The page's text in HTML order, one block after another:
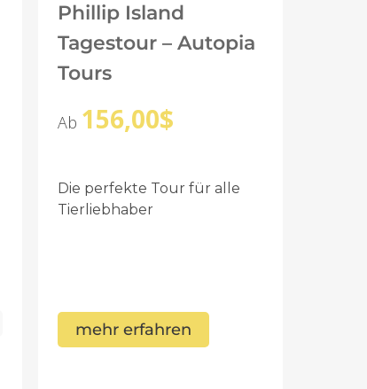
Phillip Island
Tagestour – Autopia
Tours
Ab 156,00$
Die perfekte Tour für alle
Tierliebhaber
mehr erfahren